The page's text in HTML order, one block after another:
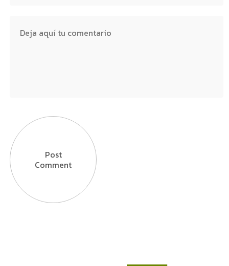
Post
Comment